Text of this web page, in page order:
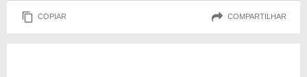
COPIAR COMPARTILHAR